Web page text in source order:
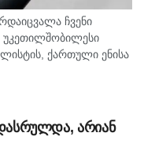
ჩვენი
უკეთილშობილესი
ქართული ენისა
"მეგა ტვ"
ჭანტურიას
არიან